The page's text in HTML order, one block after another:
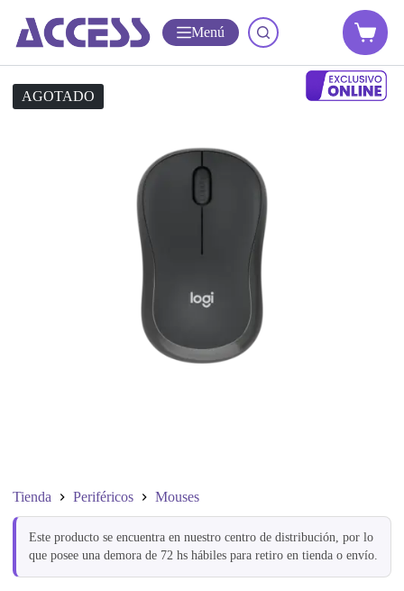
Menú
AGOTADO
Tienda Periféricos Mouses
Este producto se encuentra en nuestro centro de distribución, por lo
que posee una demora de 72 hs hábiles para retiro en tienda o envío.